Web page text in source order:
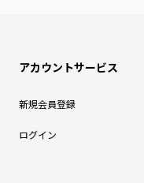
アカウントサービス
新規会員登録
ログイン